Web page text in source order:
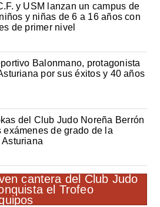
y USM lanzan un campus de
y niñas de 6 a 16 años con
de primer nivel
Balonmano, protagonista
por sus éxitos y 40 años
del Club Judo Noreña Berrón
exámenes de grado de la